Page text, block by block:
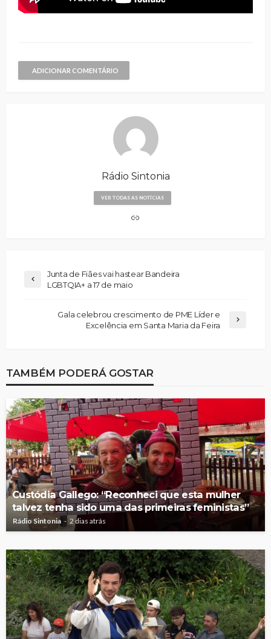
ADICIONAR COMENTÁRIO
Rádio Sintonia
VER TODAS AS NOTÍCIAS
Junta de Fiães vai hastear Bandeira
LGBTQIA+ a 17 de maio
Gala celebrou crescimento de PME Líder e
Excelência em Santa Maria da Feira
TAMBÉM PODERÁ GOSTAR
Custódia Gallego: “Reconheci que esta mulher
talvez tenha sido uma das primeiras feministas”
Rádio Sintonia 2 dias atrás